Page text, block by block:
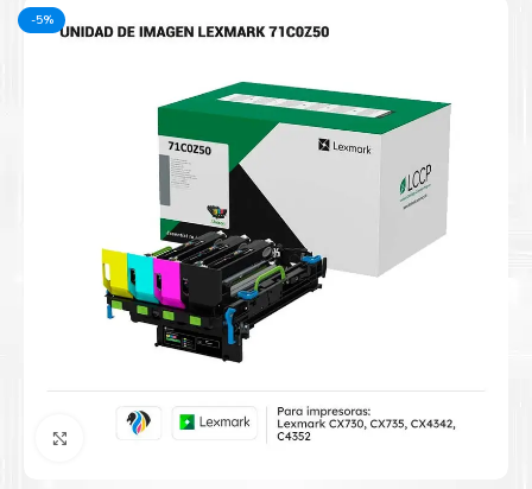
-5%
Agrandar